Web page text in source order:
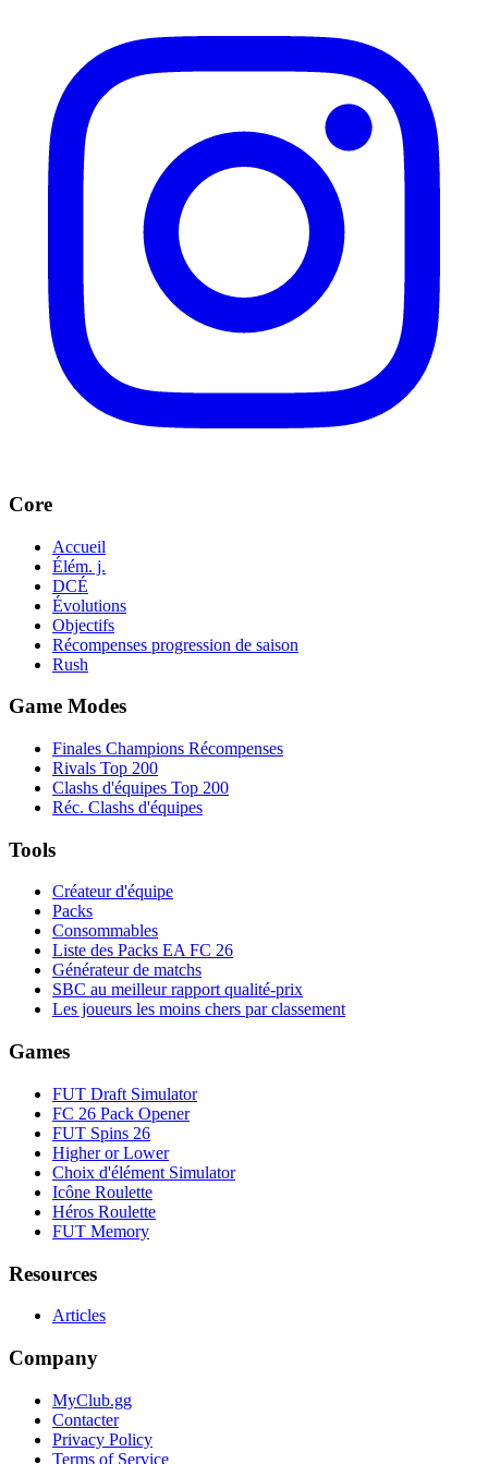
Core
Accueil
Élém. j.
DCÉ
Évolutions
Objectifs
Récompenses progression de saison
Rush
Game Modes
Finales Champions Récompenses
Rivals Top 200
Clashs d'équipes Top 200
Réc. Clashs d'équipes
Tools
Créateur d'équipe
Packs
Consommables
Liste des Packs EA FC 26
Générateur de matchs
SBC au meilleur rapport qualité-prix
Les joueurs les moins chers par classement
Games
FUT Draft Simulator
FC 26 Pack Opener
FUT Spins 26
Higher or Lower
Choix d'élément Simulator
Icône Roulette
Héros Roulette
FUT Memory
Resources
Articles
Company
MyClub.gg
Contacter
Privacy Policy
Terms of Service